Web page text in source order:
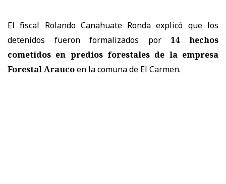
El fiscal Rolando Canahuate Ronda explicó que los
detenidos fueron formalizados por 14 hechos
cometidos en predios forestales de la empresa
Forestal Araucoen la comuna de El Carmen.